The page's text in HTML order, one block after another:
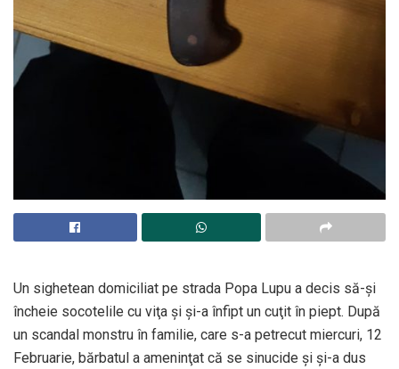
Un sighetean domiciliat pe strada Popa Lupu a decis să-şi
încheie socotelile cu viţa şi şi-a înfipt un cuţit în piept. După
un scandal monstru în familie, care s-a petrecut miercuri, 12
Februarie, bărbatul a ameninţat că se sinucide şi şi-a dus